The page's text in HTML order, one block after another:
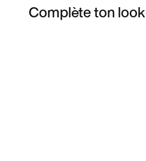
Complète ton look